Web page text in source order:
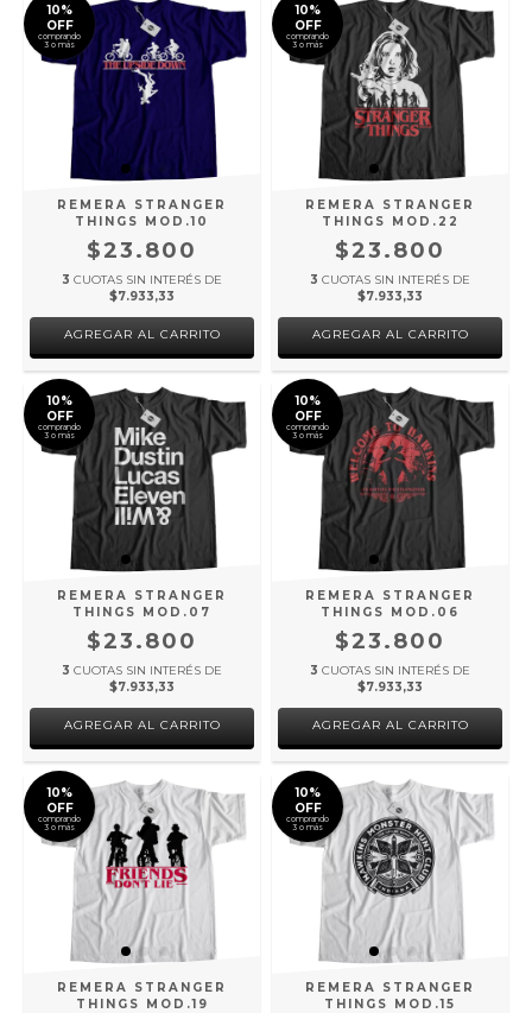
10%
OFF
comprando
3 o más
REMERA STRANGER
THINGS MOD.10
$23.800
3 CUOTAS SIN INTERÉS DE
$7.933,33
AGREGAR AL CARRITO
10%
OFF
comprando
3 o más
REMERA STRANGER
THINGS MOD.22
$23.800
3 CUOTAS SIN INTERÉS DE
$7.933,33
AGREGAR AL CARRITO
10%
OFF
comprando
3 o más
REMERA STRANGER
THINGS MOD.07
$23.800
3 CUOTAS SIN INTERÉS DE
$7.933,33
AGREGAR AL CARRITO
10%
OFF
comprando
3 o más
REMERA STRANGER
THINGS MOD.06
$23.800
3 CUOTAS SIN INTERÉS DE
$7.933,33
AGREGAR AL CARRITO
10%
OFF
comprando
3 o más
REMERA STRANGER
THINGS MOD.19
10%
OFF
comprando
3 o más
REMERA STRANGER
THINGS MOD.15